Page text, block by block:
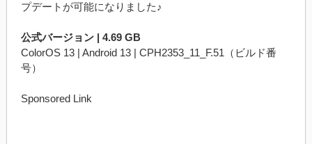
プデートが可能になりました♪
公式バージョン | 4.69 GB
ColorOS 13 | Android 13 | CPH2353_11_F.51（ビルド番
号）
Sponsored Link